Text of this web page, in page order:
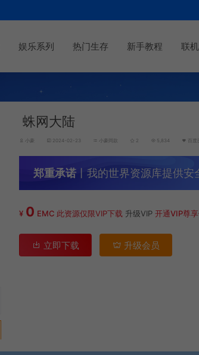
娱乐系列 热门生存 新手教程 联
蛛网大陆
小豪 2024-02-23 小豪同款 2 5,834 百度
郑重承诺 丨我的世界资源库提供
¥ 0 EMC 此资源仅限VIP下载 升级VIP 开通VIP尊
立即下载 升级会员